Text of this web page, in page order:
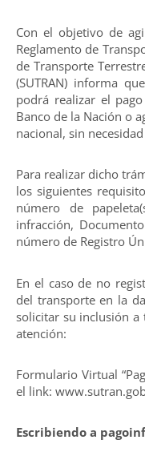
Con el objetivo de
Reglamento de
de Transporte
(SUTRAN) informa
podrá realizar el
Banco de la Nación o
nacional, sin
Para realizar dicho
los siguientes
número de
infracción,
número de Registro
En el caso de no
del transporte en la
solicitar su inclusión a
atención:
Formulario Virtual
el link:
Escribiendo a